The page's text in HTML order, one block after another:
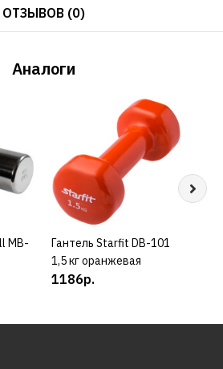
ОТЗЫВОВ (0)
Аналоги
MB-
КУПИТЬ
Гантель Starfit DB-101
1,5 кг оранжевая
1186р.